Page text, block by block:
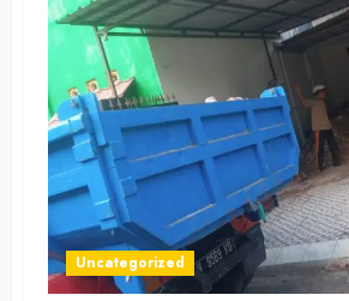
Uncategorized